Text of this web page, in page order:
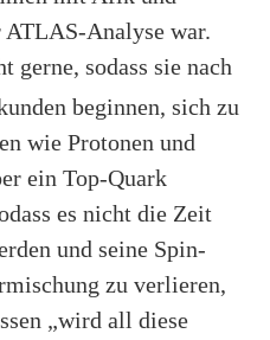
Analyse war.
gerne, sodass sie nach
beginnen, sich zu
wie Protonen und
ein Top-Quark
es nicht die Zeit
und seine Spin-
zu verlieren,
„wird all diese